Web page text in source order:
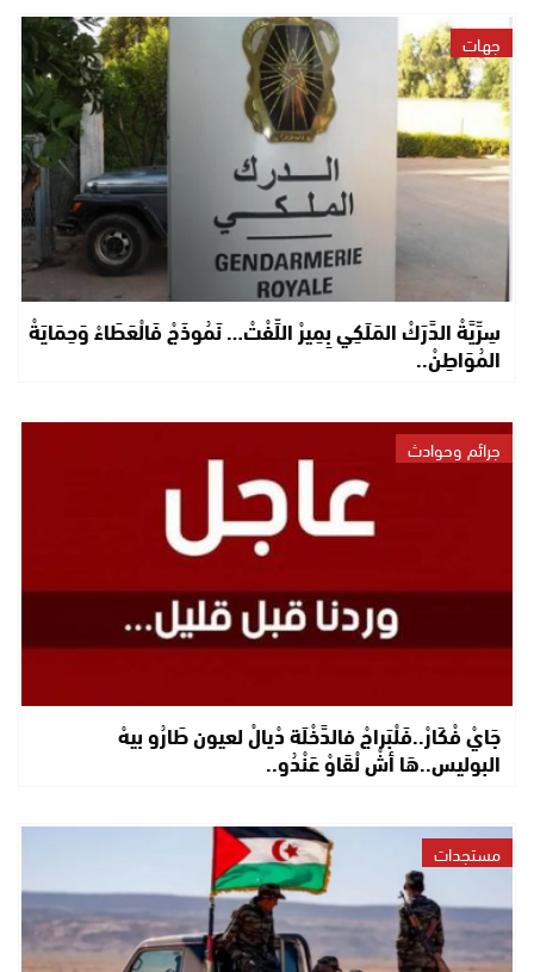
جهات
سِرِّيَّةْ الدَّرَكْ المَلَكِي بِمِيرْ اللِّفْتْ… نَمُوذَجْ فَالْعَطَاءْ وَحِمَايَةْ
المُوَاطِنْ..
جرائم وحوادث
جَايْ فْكَارْ..فَلْبَراجْ فالدَّخْلَة دْيالْ لعيون طَارُو بيهْ
البوليس..هَا أشْ لْقَاوْ عَنْدُو..
مستجدات